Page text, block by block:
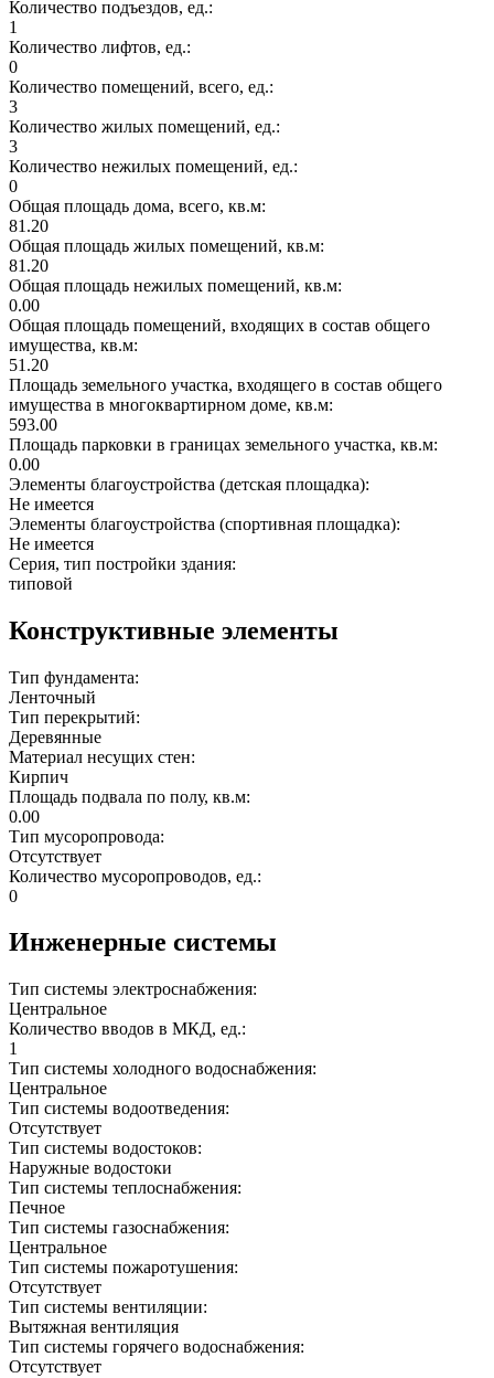
Количество подъездов, ед.:
1
Количество лифтов, ед.:
0
Количество помещений, всего, ед.:
3
Количество жилых помещений, ед.:
3
Количество нежилых помещений, ед.:
0
Общая площадь дома, всего, кв.м:
81.20
Общая площадь жилых помещений, кв.м:
81.20
Общая площадь нежилых помещений, кв.м:
0.00
Общая площадь помещений, входящих в состав общего
имущества, кв.м:
51.20
Площадь земельного участка, входящего в состав общего
имущества в многоквартирном доме, кв.м:
593.00
Площадь парковки в границах земельного участка, кв.м:
0.00
Элементы благоустройства (детская площадка):
Не имеется
Элементы благоустройства (спортивная площадка):
Не имеется
Серия, тип постройки здания:
типовой
Конструктивные элементы
Тип фундамента:
Ленточный
Тип перекрытий:
Деревянные
Материал несущих стен:
Кирпич
Площадь подвала по полу, кв.м:
0.00
Тип мусоропровода:
Отсутствует
Количество мусоропроводов, ед.:
0
Инженерные системы
Тип системы электроснабжения:
Центральное
Количество вводов в МКД, ед.:
1
Тип системы холодного водоснабжения:
Центральное
Тип системы водоотведения:
Отсутствует
Тип системы водостоков:
Наружные водостоки
Тип системы теплоснабжения:
Печное
Тип системы газоснабжения:
Центральное
Тип системы пожаротушения:
Отсутствует
Тип системы вентиляции:
Вытяжная вентиляция
Тип системы горячего водоснабжения:
Отсутствует